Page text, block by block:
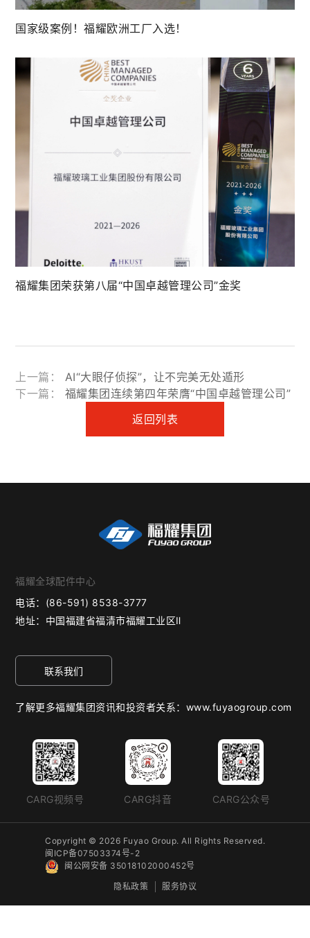
国家级案例！福耀欧洲工厂入选！
福耀集团荣获第八届“中国卓越管理公司”金奖
上一篇： AI“大眼仔侦探”，让不完美无处遁形
返回列表
下一篇： 福耀集团连续第四年荣膺“中国卓越管理公司”
福耀全球配件中心
电话： (86-591) 8538-3777
地址： 中国福建省福清市福耀工业区Ⅱ
联系我们
了解更多福耀集团资讯和投资者关系：www.fuyaogroup.com
CARG视频号 CARG抖音 CARG公众号
Copyright © 2026 Fuyao Group. All Rights Reserved.
闽ICP备07503374号-2
闽公网安备 35018102000452号
隐私政策
服务协议